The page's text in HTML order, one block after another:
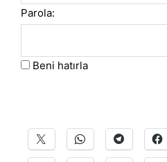
Parola:
Beni hatırla